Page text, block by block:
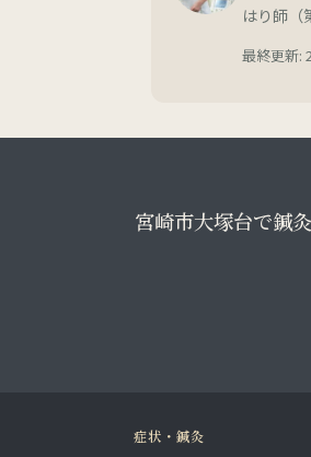
はり師（
最終更新:
宮崎市大塚台で鍼
症状・鍼灸